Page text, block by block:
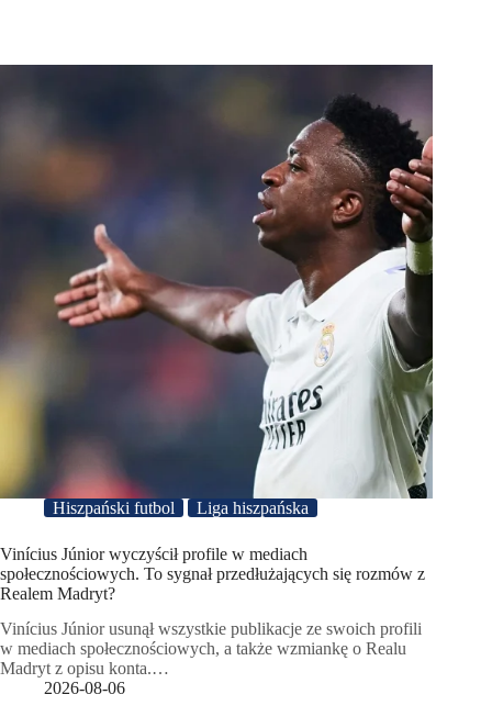
Hiszpański futbol Liga hiszpańska
Vinícius Júnior wyczyścił profile w mediach
społecznościowych. To sygnał przedłużających się rozmów z
Realem Madryt?
Vinícius Júnior usunął wszystkie publikacje ze swoich profili
w mediach społecznościowych, a także wzmiankę o Realu
Madryt z opisu konta.…
2026-08-06